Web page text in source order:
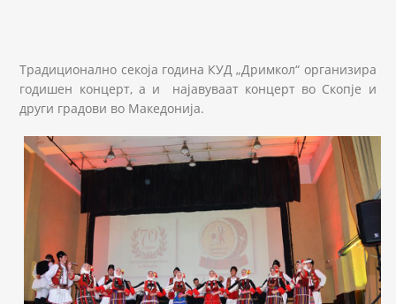
Традиционално секоја година КУД „Дримкол“ организира
годишен концерт, а и најавуваат концерт во Скопје и
други градови во Македонија.